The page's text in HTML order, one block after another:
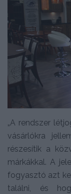
„A rendszer
vásárlókra
részesítik a
márkákkal. A
fogyasztó azt
találni, és